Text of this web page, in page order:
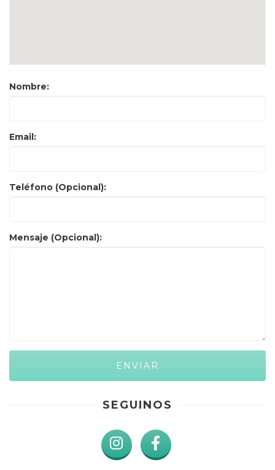
Nombre:
Email:
Teléfono (Opcional):
Mensaje (Opcional):
SEGUINOS